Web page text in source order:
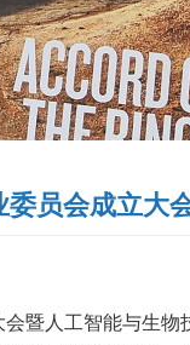
委员会成立大
暨人工智能与生物